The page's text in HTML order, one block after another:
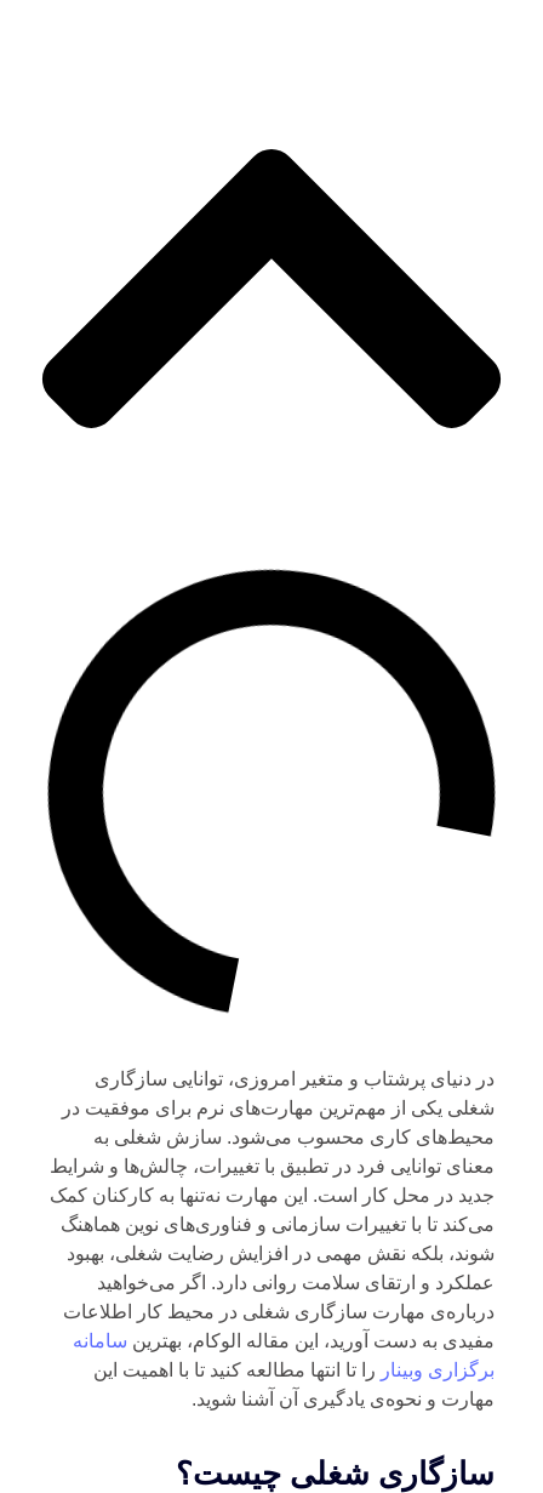
دنیای پرشتاب و متغیر امروزی، توانایی سازگاری
یکی از مهم‌ترین مهارت‌های نرم برای موفقیت در
کاری محسوب می‌شود. سازش شغلی به
توانایی فرد در تطبیق با تغییرات، چالش‌ها و شرایط
در محل کار است. این مهارت نه‌تنها به کارکنان کمک
تا با تغییرات سازمانی و فناوری‌های نوین هماهنگ
بلکه نقش مهمی در افزایش رضایت شغلی، بهبود
و ارتقای سلامت روانی دارد. اگر می‌خواهید
مهارت سازگاری شغلی در محیط کار اطلاعات
به دست آورید، این مقاله الوکام، بهترین سامانه
وبیناررا تا انتها مطالعه کنید تا با اهمیت این
و نحوه‌ی یادگیری آن آشنا شوید.
شغلی چیست؟